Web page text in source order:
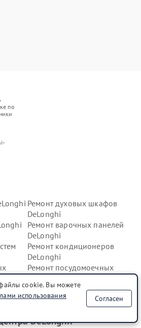
по
Ремонт духовых шкафов
DeLonghi
Ремонт варочных панелей
DeLonghi
Ремонт кондиционеров
DeLonghi
Ремонт посудомоечных
Ремонт холодильников
DeLonghi
DeLonghi:
cookie. Вы можете
использования
Согласен